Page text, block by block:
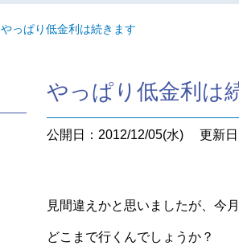
やっぱり低金利は続きます
やっぱり低金利は
公開日：2012/12/05(水) 更新
見間違えかと思いましたが、今
どこまで行くんでしょうか？